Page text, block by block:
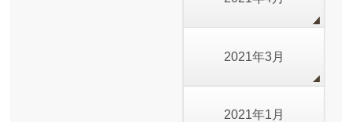
2021年3月
2021年1月